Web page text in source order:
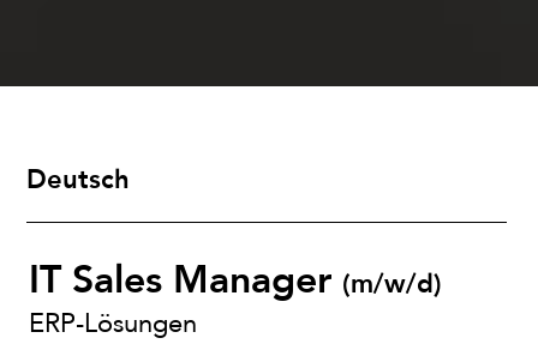
Deutsch
IT Sales Manager (m/w/d)
ERP-Lösungen